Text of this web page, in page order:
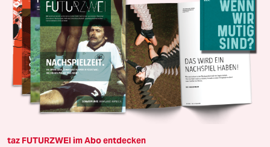
taz FUTURZWEI im Abo entdecken